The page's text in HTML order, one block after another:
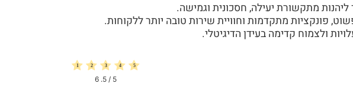
מתקשורת יעילה, חסכונית וגמישה.
פונקציות מתקדמות וחוויית שירות טובה יותר ללקוחות.
ולצמוח קדימה בעידן הדיגיטלי.
5
/ 5.
6